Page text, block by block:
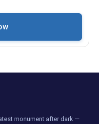
monument after dark —